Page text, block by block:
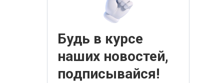
Будь в курсе
наших новостей,
подписывайся!